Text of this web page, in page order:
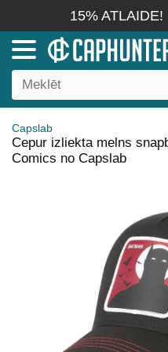
15% ATLAIDE!
Capslab
Cepur izliekta melns
Comics no Capslab